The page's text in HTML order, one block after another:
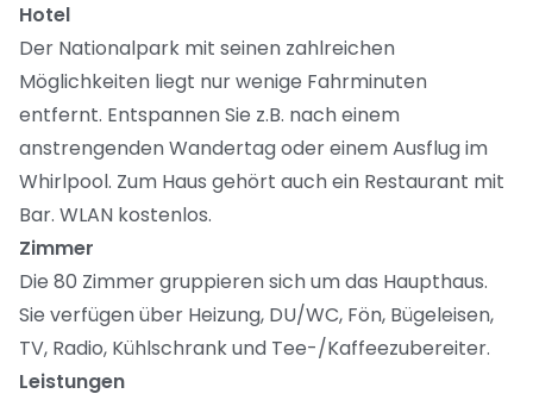
Hotel
Der Nationalpark mit seinen zahlreichen
Möglichkeiten liegt nur wenige Fahrminuten
entfernt. Entspannen Sie z.B. nach einem
anstrengenden Wandertag oder einem Ausflug im
Whirlpool. Zum Haus gehört auch ein Restaurant mit
Bar. WLAN kostenlos.
Zimmer
Die 80 Zimmer gruppieren sich um das Haupthaus.
Sie verfügen über Heizung, DU/WC, Fön, Bügeleisen,
TV, Radio, Kühlschrank und Tee-/Kaffeezubereiter.
Leistungen